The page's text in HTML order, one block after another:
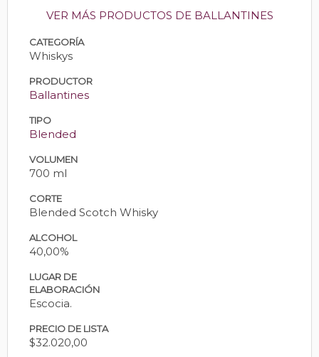
VER MÁS PRODUCTOS DE BALLANTINES
CATEGORÍA
Whiskys
PRODUCTOR
Ballantines
TIPO
Blended
VOLUMEN
700 ml
CORTE
Blended Scotch Whisky
ALCOHOL
40,00%
LUGAR DE
ELABORACIÓN
Escocia.
PRECIO DE LISTA
$32.020,00